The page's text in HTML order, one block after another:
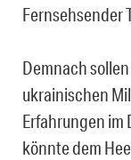
Fernsehsender
Demnach
ukrainischen
Erfahrungen im
könnte dem